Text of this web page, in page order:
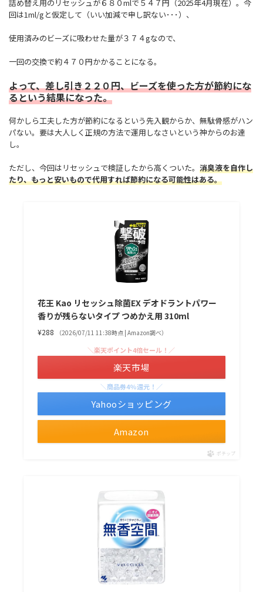
詰め替え用のリセッシュが６８０mlで５４７円（2025年4月現在）。今
回は1ml/gと仮定して（いい加減で申し訳ない･･･）、
使用済みのビーズに吸わせた量が３７４gなので、
一回の交換で約４７０円かかることになる。
よって、差し引き２２０円、ビーズを使った方が節約にな
るという結果になった。
何かしら工夫した方が節約になるという先入観からか、無駄骨感がハン
パない。要は大人しく正規の方法で運用しなさいという神からのお達
し。
ただし、今回はリセッシュで検証したから高くついた。 消臭液を自作し
たり、もっと安いもので代用すれば節約になる可能性はある。
花王 Kao リセッシュ除菌EX デオドラントパワー
香りが残らないタイプ つめかえ用 310ml
¥288 （2026/07/11 11:38時点 | Amazon調べ）
Amazon
＼楽天ポイント4倍セール！／
楽天市場
＼商品券4%還元！／
Yahooショッピング
ポチップ